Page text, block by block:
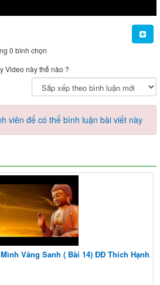
0 bình chọn
Video này thế nào ?
viên để có thể bình luận bài viết này
Vãng Sanh ( Bài 14) ĐĐ Thích Hạnh